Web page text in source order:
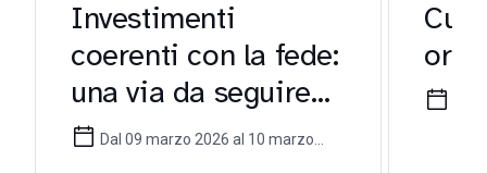
Investimenti
coerenti con la fede:
una via da seguire
per gli investitori